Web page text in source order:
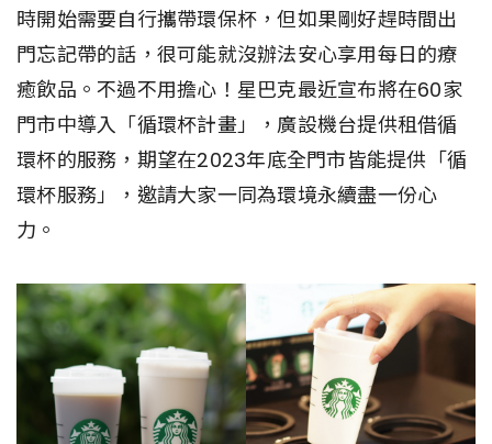
時開始需要自行攜帶環保杯，但如果剛好趕時間出
門忘記帶的話，很可能就沒辦法安心享用每日的療
癒飲品。不過不用擔心！星巴克最近宣布將在60家
門市中導入「循環杯計畫」，廣設機台提供租借循
環杯的服務，期望在2023年底全門市皆能提供「循
環杯服務」，邀請大家一同為環境永續盡一份心
力。